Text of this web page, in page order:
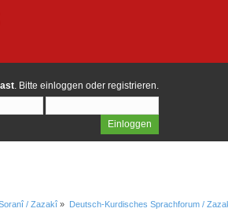
. Bitte einloggen oder registrieren.
/ Zazakî » Deutsch-Kurdisches Sprachforum /